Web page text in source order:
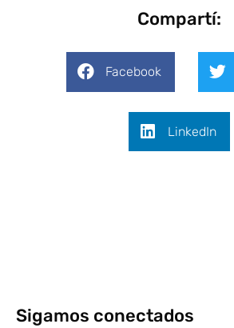
Compartí:
Facebook
LinkedIn
Sigamos conectados